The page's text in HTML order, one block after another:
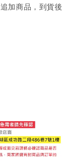
加商品，到貨後